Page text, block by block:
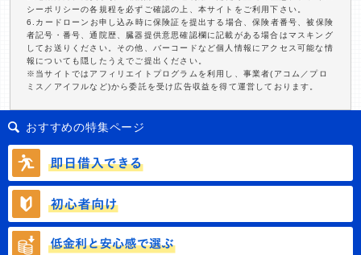
シーポリシーの各規程を必ずご確認の上、本サイトをご利用下さい。
6.カードローンお申し込み時に保険証を提出する場合、保険者番号、被保険
者記号・番号、通院歴、臓器提供意思確認欄に記載がある場合はマスキング
してお送りください。その他、バーコードなど個人情報にアクセス可能な情
報についても隠したうえでご提出ください。
※当サイトではアフィリエイトプログラムを利用し、事業者(アコム／プロ
ミス／アイフルなど)から委託を受け広告収益を得て運営しております。
おすすめの特集ページ